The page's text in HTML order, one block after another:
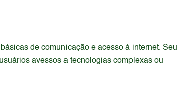
de comunicação e acesso à internet. Seu
avessos a tecnologias complexas ou